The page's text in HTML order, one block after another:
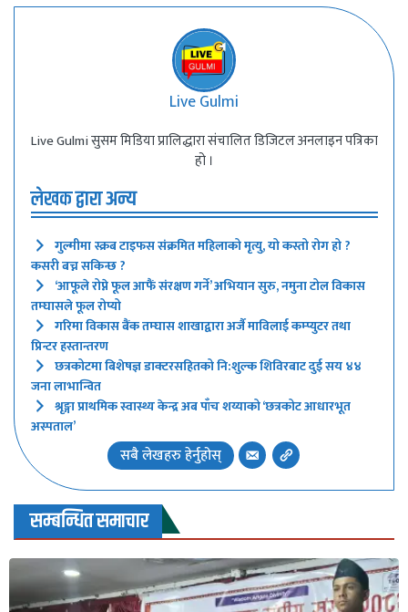
Live Gulmi
Live Gulmi सुसम मिडिया प्रालिद्धारा संचालित डिजिटल अनलाइन पत्रिका
हो ।
लेखक द्वारा अन्य
गुल्मीमा स्क्रब टाइफस संक्रमित महिलाको मृत्यु, यो कस्तो रोग हो ?
कसरी बच्न सकिन्छ ?
‘आफूले रोप्ने फूल आफैं संरक्षण गर्ने’ अभियान सुरु, नमुना टोल विकास
तम्घासले फूल रोप्यो
गरिमा विकास बैंक तम्घास शाखाद्वारा अर्जै माविलाई कम्प्युटर तथा
प्रिन्टर हस्तान्तरण
छत्रकोटमा बिशेषज्ञ डाक्टरसहितको नि:शुल्क शिविरबाट दुई सय ४४
जना लाभान्वित
श्रृङ्गा प्राथमिक स्वास्थ्य केन्द्र अब पाँच शय्याको ‘छत्रकोट आधारभूत
अस्पताल’
सबै लेखहरु हेर्नुहोस्
सम्बन्धित समाचार